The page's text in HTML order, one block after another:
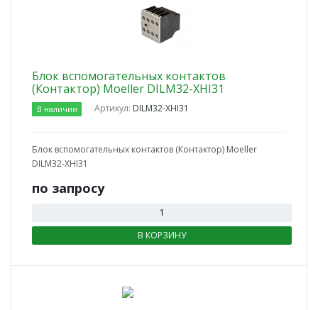
Блок вспомогательных контактов
(Контактор) Moeller DILM32-XHI31
В наличии Артикул: DILM32-XHI31
Блок вспомогательных контактов (Контактор) Moeller
DILM32-XHI31
по запросу
В КОРЗИНУ